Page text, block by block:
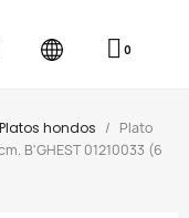
Platos hondos
Plato
B'GHEST 01210033 (6